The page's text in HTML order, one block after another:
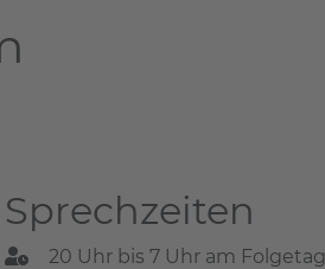
Sprechzeiten
20 Uhr bis 7 Uhr am Folgetag